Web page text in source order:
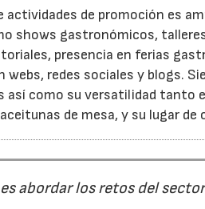
actividades de promoción es
shows gastronómicos,
presencia en ferias
webs, redes sociales y blogs.
así como su versatilidad tanto
de mesa, y su lugar
abordar los retos del